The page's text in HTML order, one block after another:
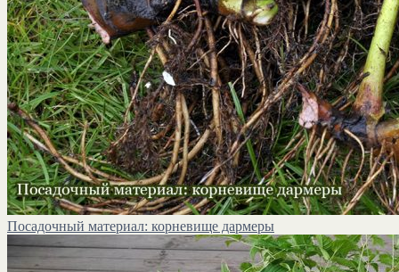
Посадочный материал: корневище дармеры